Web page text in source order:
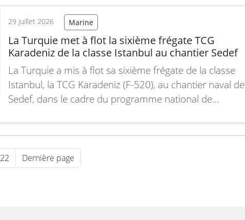
29 juillet 2026 Marine
La Turquie met à flot la sixième frégate TCG
Karadeniz de la classe Istanbul au chantier Sedef
La Turquie a mis à flot sa sixième frégate de la classe
Istanbul, la TCG Karadeniz (F-520), au chantier naval de
Sedef, dans le cadre du programme national de
l’efficacité du processus de construction parallèle établi
22 Dernière page